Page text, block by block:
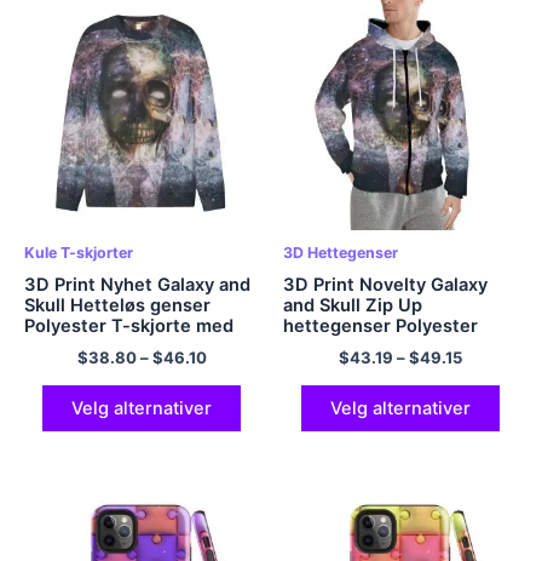
Kule T-skjorter
3D Print Nyhet Galaxy and
Skull Hetteløs genser
Polyester T-skjorte med
rund hals Galaxy skjorte
Lett hettegenser
Langermet T-skjorte i EU-
størrelse
$38.80–$46.10
Velg alternativer
3D Hettegenser
3D Print Novelty Galaxy
and Skull Zip Up
hettegenser Polyester
hettegenser Galaxy
hettegenser Kul
hettegenser
$43.19 –$49.15
Velg alternativer